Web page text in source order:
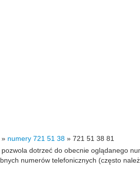
» numery 721 51 38 » 721 51 38 81
dotrzeć do obecnie oglądanego
numerów telefonicznych (często